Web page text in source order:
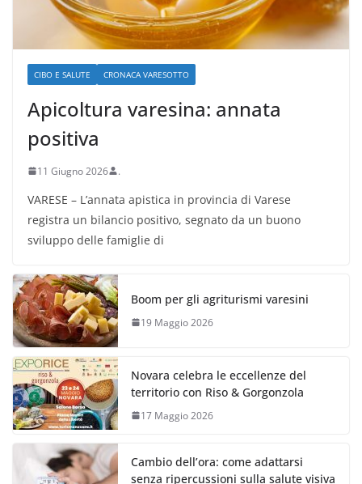
CIBO E SALUTE CRONACA VARESOTTO
Apicoltura varesina: annata
positiva
11 Giugno 2026 .
VARESE – L’annata apistica in provincia di Varese
registra un bilancio positivo, segnato da un buono
sviluppo delle famiglie di
Boom per gli agriturismi varesini
19 Maggio 2026
Novara celebra le eccellenze del
territorio con Riso & Gorgonzola
17 Maggio 2026
Cambio dell’ora: come adattarsi
senza ripercussioni sulla salute visiva